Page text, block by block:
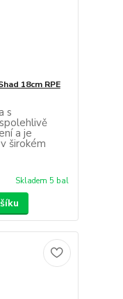
18cm RPE
s
a je
širokém
Skladem 5 bal